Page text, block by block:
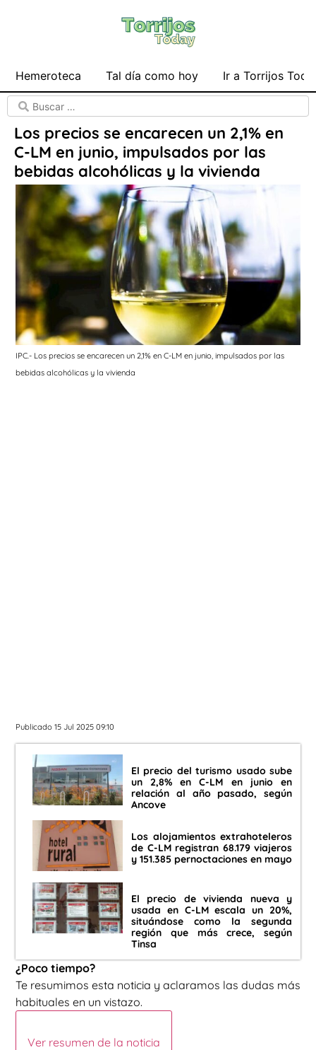
Hemeroteca Tal día como hoy Ir a Torrijos
Los precios se encarecen un 2,1% en
C-LM en junio, impulsados por las
bebidas alcohólicas y la vivienda
IPC.- Los precios se encarecen un 2,1% en C-LM en junio, impulsados por las
bebidas alcohólicas y la vivienda
Publicado 15 Jul 2025 09:10
El precio del turismo usado sube
un 2,8% en C-LM en junio en
relación al año pasado, según
Ancove
Los alojamientos extrahoteleros
de C-LM registran 68.179 viajeros
y 151.385 pernoctaciones en mayo
El precio de vivienda nueva y
usada en C-LM escala un 20%,
situándose como la segunda
región que más crece, según
Tinsa
¿Poco tiempo?
Te resumimos esta noticia y aclaramos las dudas más
habituales en un vistazo.
Ver resumen de la noticia